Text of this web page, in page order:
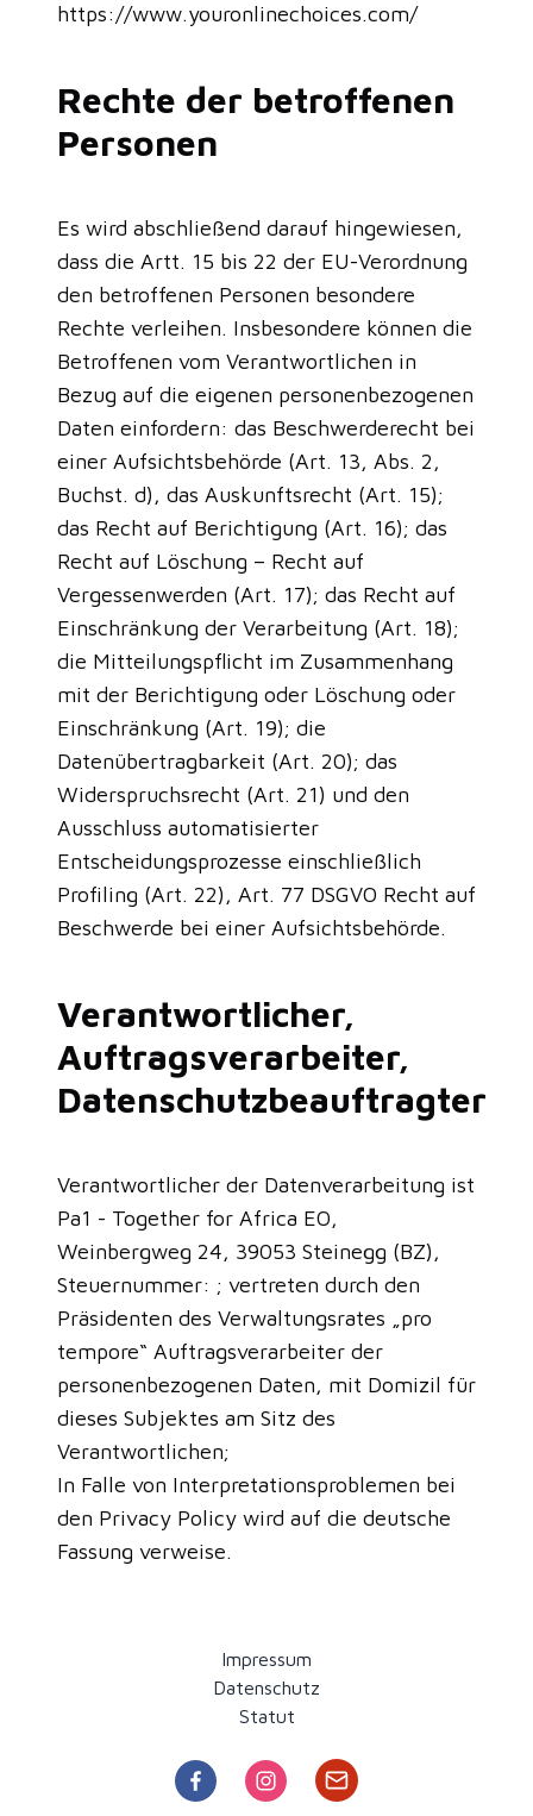
https://www.youronlinechoices.com/
Rechte der betroffenen
Personen
Es wird abschließend darauf hingewiesen,
dass die Artt. 15 bis 22 der EU-Verordnung
den betroffenen Personen besondere
Rechte verleihen. Insbesondere können die
Betroffenen vom Verantwortlichen in
Bezug auf die eigenen personenbezogenen
Daten einfordern: das Beschwerderecht bei
einer Aufsichtsbehörde (Art. 13, Abs. 2,
Buchst. d), das Auskunftsrecht (Art. 15);
das Recht auf Berichtigung (Art. 16); das
Recht auf Löschung – Recht auf
Vergessenwerden (Art. 17); das Recht auf
Einschränkung der Verarbeitung (Art. 18);
die Mitteilungspflicht im Zusammenhang
mit der Berichtigung oder Löschung oder
Einschränkung (Art. 19); die
Datenübertragbarkeit (Art. 20); das
Widerspruchsrecht (Art. 21) und den
Ausschluss automatisierter
Entscheidungsprozesse einschließlich
Profiling (Art. 22), Art. 77 DSGVO Recht auf
Beschwerde bei einer Aufsichtsbehörde.
Verantwortlicher,
Auftragsverarbeiter,
Datenschutzbeauftragter
Verantwortlicher der Datenverarbeitung ist
Pa1 - Together for Africa EO,
Weinbergweg 24, 39053 Steinegg (BZ),
Steuernummer: ; vertreten durch den
Präsidenten des Verwaltungsrates „pro
tempore“ Auftragsverarbeiter der
personenbezogenen Daten, mit Domizil für
dieses Subjektes am Sitz des
Verantwortlichen;
In Falle von Interpretationsproblemen bei
den Privacy Policy wird auf die deutsche
Fassung verweise.
Impressum
Datenschutz
Statut